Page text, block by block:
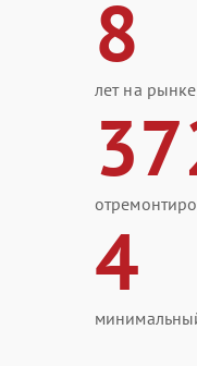
8
лет на рынке
4